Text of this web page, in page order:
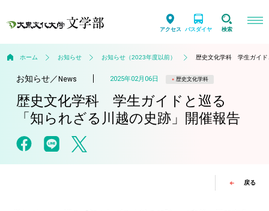
アクセス バスダイヤ 検索
ホーム お知らせ お知らせ（2023年度以前） 歴史文化学科 学生ガイド
お知らせ／ News 2025年02月06日 歴史文化学科
歴史文化学科 学生ガイドと巡る
「知られざる川越の史跡」開催報告
戻る